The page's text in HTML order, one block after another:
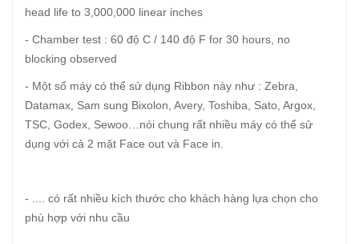
head life to 3,000,000 linear inches
- Chamber test : 60 độ C / 140 độ F for 30 hours, no
blocking observed
- Một số máy có thể sử dụng Ribbon này như : Zebra,
Datamax, Sam sung Bixolon, Avery, Toshiba, Sato, Argox,
TSC, Godex, Sewoo…nói chung rất nhiều máy có thể sử
dụng với cả 2 mặt Face out và Face in.
- .... có rất nhiều kích thước cho khách hàng lựa chọn cho
phù hợp với nhu cầu